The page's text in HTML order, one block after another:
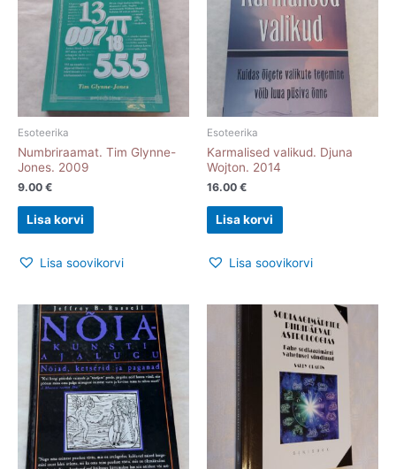
Esoteerika
Numbriraamat. Tim Glynne-
Jones. 2009
9.00 €
Lisa korvi
Lisa soovikorvi
Esoteerika
Karmalised valikud. Djuna
Wojton. 2014
16.00 €
Lisa korvi
Lisa soovikorvi